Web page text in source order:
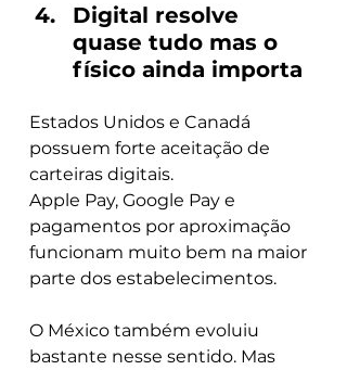
Digital resolve
quase tudo mas o
físico ainda importa
Estados Unidos e Canadá
possuem forte aceitação de
carteiras digitais.
Apple Pay, Google Pay e
pagamentos por aproximação
funcionam muito bem na maior
parte dos estabelecimentos.
O México também evoluiu
bastante nesse sentido. Mas